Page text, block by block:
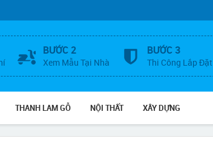
BƯỚC 2
Xem Mẫu Tại Nhà
BƯỚC 3
Thi Công Lắp Đặt
THANH LAM GỖ NỘI THẤT XÂY DỰNG